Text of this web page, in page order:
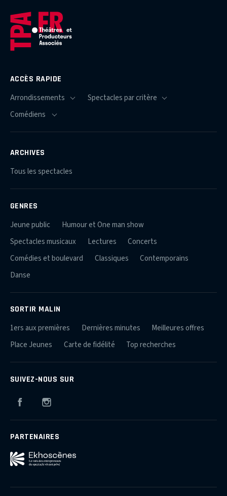
ACCÈS RAPIDE
ARCHIVES
Tous les spectacles
GENRES
Jeune public
Humour et One man show
Spectacles musicaux
Lectures
Concerts
Comédies et boulevard
Classiques
Contemporains
Danse
SORTIR MALIN
1ers aux premières Dernières minutes
Meilleures offres
Place Jeunes
Carte de fidélité Top recherches
SUIVEZ-NOUS SUR
Facebook
PARTENAIRES